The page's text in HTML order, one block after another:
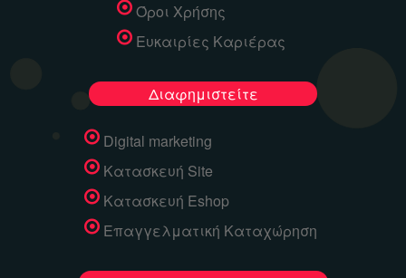
Όροι Χρήσης
Ευκαιρίες Καριέρας
Διαφημιστείτε
Digital marketing
Κατασκευή Site
Κατασκευή Eshop
Επαγγελματική Καταχώρηση